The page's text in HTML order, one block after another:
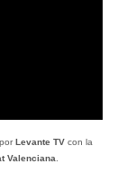
Levante TVcon la
Valenciana.